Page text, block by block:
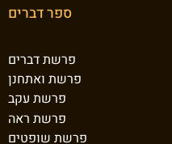
ספר דברים
פרשת דברים
פרשת ואתחנן
פרשת עקב
פרשת ראה
פרשת שופטים